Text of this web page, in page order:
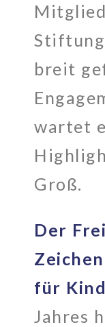
breit
wartet
Groß.
Der
für
Jahres